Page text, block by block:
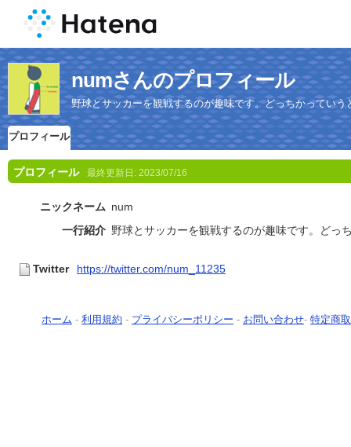
numさんのプロフィール
野球とサッカーを観戦するのが趣味です。どっちかっていう
プロフィール
プロフィール 最終更新日: 2023/07/16
ニックネーム num
一行紹介 野球とサッカーを観戦するのが趣味です。どっ
Twitter https://twitter.com/num_11235
ホーム - 利用規約 - プライバシーポリシー - お問い合わせ- 特定商